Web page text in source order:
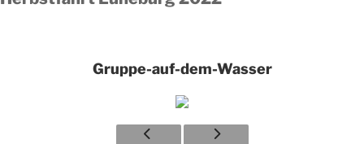
Gruppe-auf-dem-Wasser